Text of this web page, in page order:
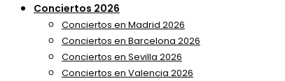
Conciertos 2026
Conciertos en Madrid 2026
Conciertos en Barcelona 2026
Conciertos en Sevilla 2026
Conciertos en Valencia 2026